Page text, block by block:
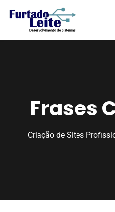
Frases
Criação de Sites